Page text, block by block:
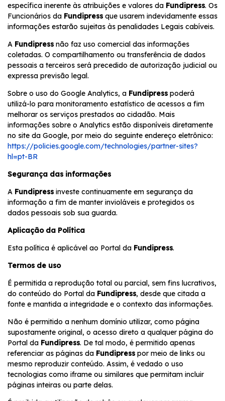
específica inerente às atribuições e valores da Fundipress. Os
Funcionários da Fundipress que usarem indevidamente essas
informações estarão sujeitas às penalidades Legais cabíveis.
A Fundipress não faz uso comercial das informações
coletadas. O compartilhamento ou transferência de dados
pessoais a terceiros será precedido de autorização judicial ou
expressa previsão legal.
Sobre o uso do Google Analytics, a Fundipress poderá
utilizá-lo para monitoramento estatístico de acessos a fim
melhorar os serviços prestados ao cidadão. Mais
informações sobre o Analytics estão disponíveis diretamente
no site da Google, por meio do seguinte endereço eletrônico:
https://policies.google.com/technologies/partner-sites?
hl=pt-BR
Segurança das informações
A Fundipress investe continuamente em segurança da
informação a fim de manter invioláveis e protegidos os
dados pessoais sob sua guarda.
Aplicação da Política
Esta política é aplicável ao Portal da Fundipress.
Termos de uso
É permitida a reprodução total ou parcial, sem fins lucrativos,
do conteúdo do Portal da Fundipress, desde que citada a
fonte e mantida a integridade e o contexto das informações.
Não é permitido a nenhum domínio utilizar, como página
supostamente original, o acesso direto a qualquer página do
Portal da Fundipress. De tal modo, é permitido apenas
referenciar as páginas da Fundipress por meio de links ou
mesmo reproduzir conteúdo. Assim, é vedado o uso
tecnologias como iframe ou similares que permitam incluir
páginas inteiras ou parte delas.